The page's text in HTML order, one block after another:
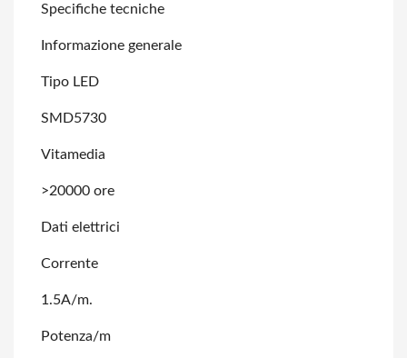
Specifiche tecniche
Informazione generale
Tipo LED
SMD5730
Vitamedia
>20000 ore
Dati elettrici
Corrente
1.5A/m.
Potenza/m